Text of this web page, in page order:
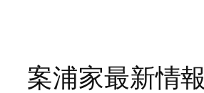
案浦家最新情報